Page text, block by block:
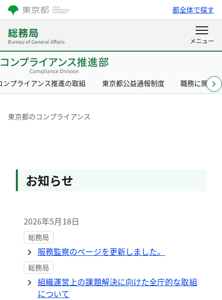
都全体で探す
ンプライアンス推進の取組 東京都公益通報制度 職務に関す
東京都のコンプライアン
東京都のコンプライアンス
お知らせ
2026年5月18日
総務局
服務監察のページを更新しました。
総務局
組織運営上の課題解決に向けた全庁的な取組
について